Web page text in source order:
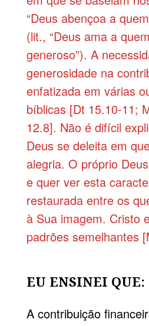
“Deus abençoa a
(lit., “Deus ama a
generoso”). A
generosidade na
enfatizada em várias
bíblicas [Dt 15.10-11;
12.8]. Não é difícil
Deus se deleita em
alegria. O próprio
e quer ver esta
restaurada entre os
à Sua imagem. Cristo
padrões semelhantes
EU ENSINEI QUE:
A contribuição